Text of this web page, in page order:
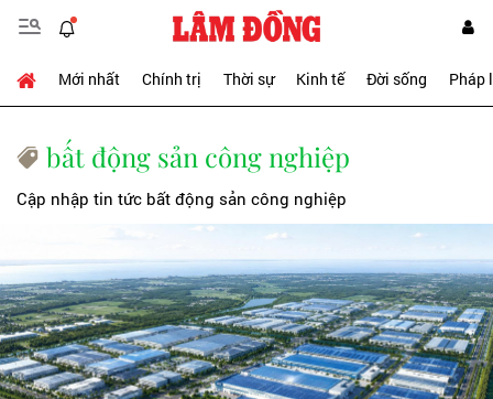
Mới nhất Chính trị Thời sự Kinh tế Đời sống Pháp
bất động sản công nghiệp
Cập nhập tin tức bất động sản công nghiệp